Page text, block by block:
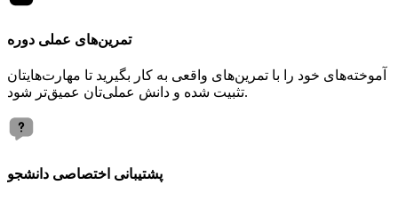
تمرین‌های عملی دوره
آموخته‌های خود را با تمرین‌های واقعی به کار بگیرید تا مهارت‌هایتان
تثبیت شده و دانش عملی‌تان عمیق‌تر شود.
پشتیبانی اختصاصی دانشجو